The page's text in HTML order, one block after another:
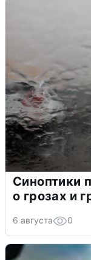
Синоптики
о грозах и
6 августа 0